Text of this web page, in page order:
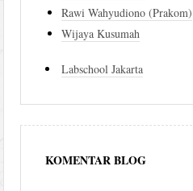
Rawi Wahyudiono (Prakom)
Wijaya Kusumah
Labschool Jakarta
KOMENTAR BLOG